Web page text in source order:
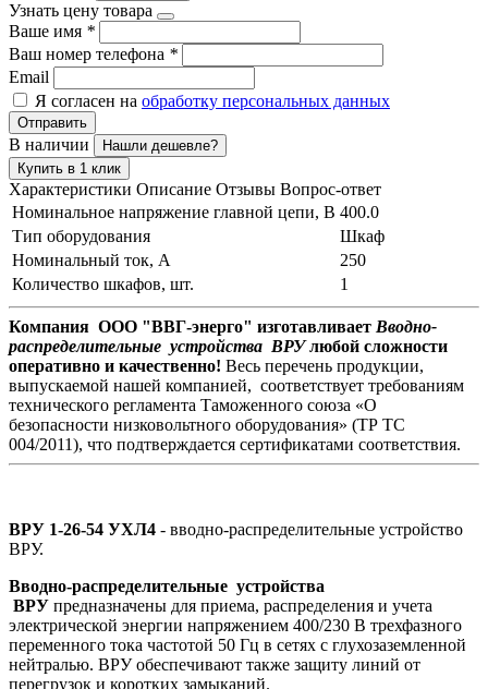
Узнать цену товара
Ваше имя *
Ваш номер телефона *
Email
Я согласен на обработку персональных данных
Отправить
В наличии
Нашли дешевле?
Купить в 1 клик
Характеристики Описание Отзывы Вопрос-ответ
Номинальное напряжение главной цепи, В 400.0
Тип оборудования
Шкаф
Номинальный ток, А
250
Количество шкафов, шт.
1
Компания ООО "ВВГ-энерго" изготавливает Вводно-
распределительные устройства ВРУлюбой сложности
оперативно и качественно! Весь перечень продукции,
выпускаемой нашей компанией, соответствует требованиям
технического регламента Таможенного союза «О
безопасности низковольтного оборудования» (ТР ТС
004/2011), что подтверждается сертификатами соответствия.
ВРУ 1-26-54 УХЛ4 - вводно-распределительные устройство
ВРУ.
Вводно-распределительные устройства
ВРУ предназначены для приема, распределения и учета
электрической энергии напряжением 400/230 В трехфазного
переменного тока частотой 50 Гц в сетях с глухозаземленной
нейтралью. ВРУ обеспечивают также защиту линий от
перегрузок и коротких замыканий.